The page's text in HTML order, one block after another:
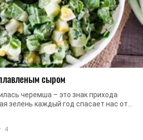
сыром
черемша – это знак прихода
зелень каждый год спасает нас от
обретаем за ...
4